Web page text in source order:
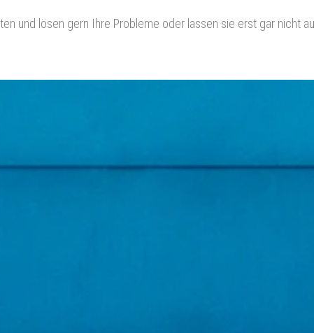
und lösen gern Ihre Probleme oder lassen sie erst gar nicht